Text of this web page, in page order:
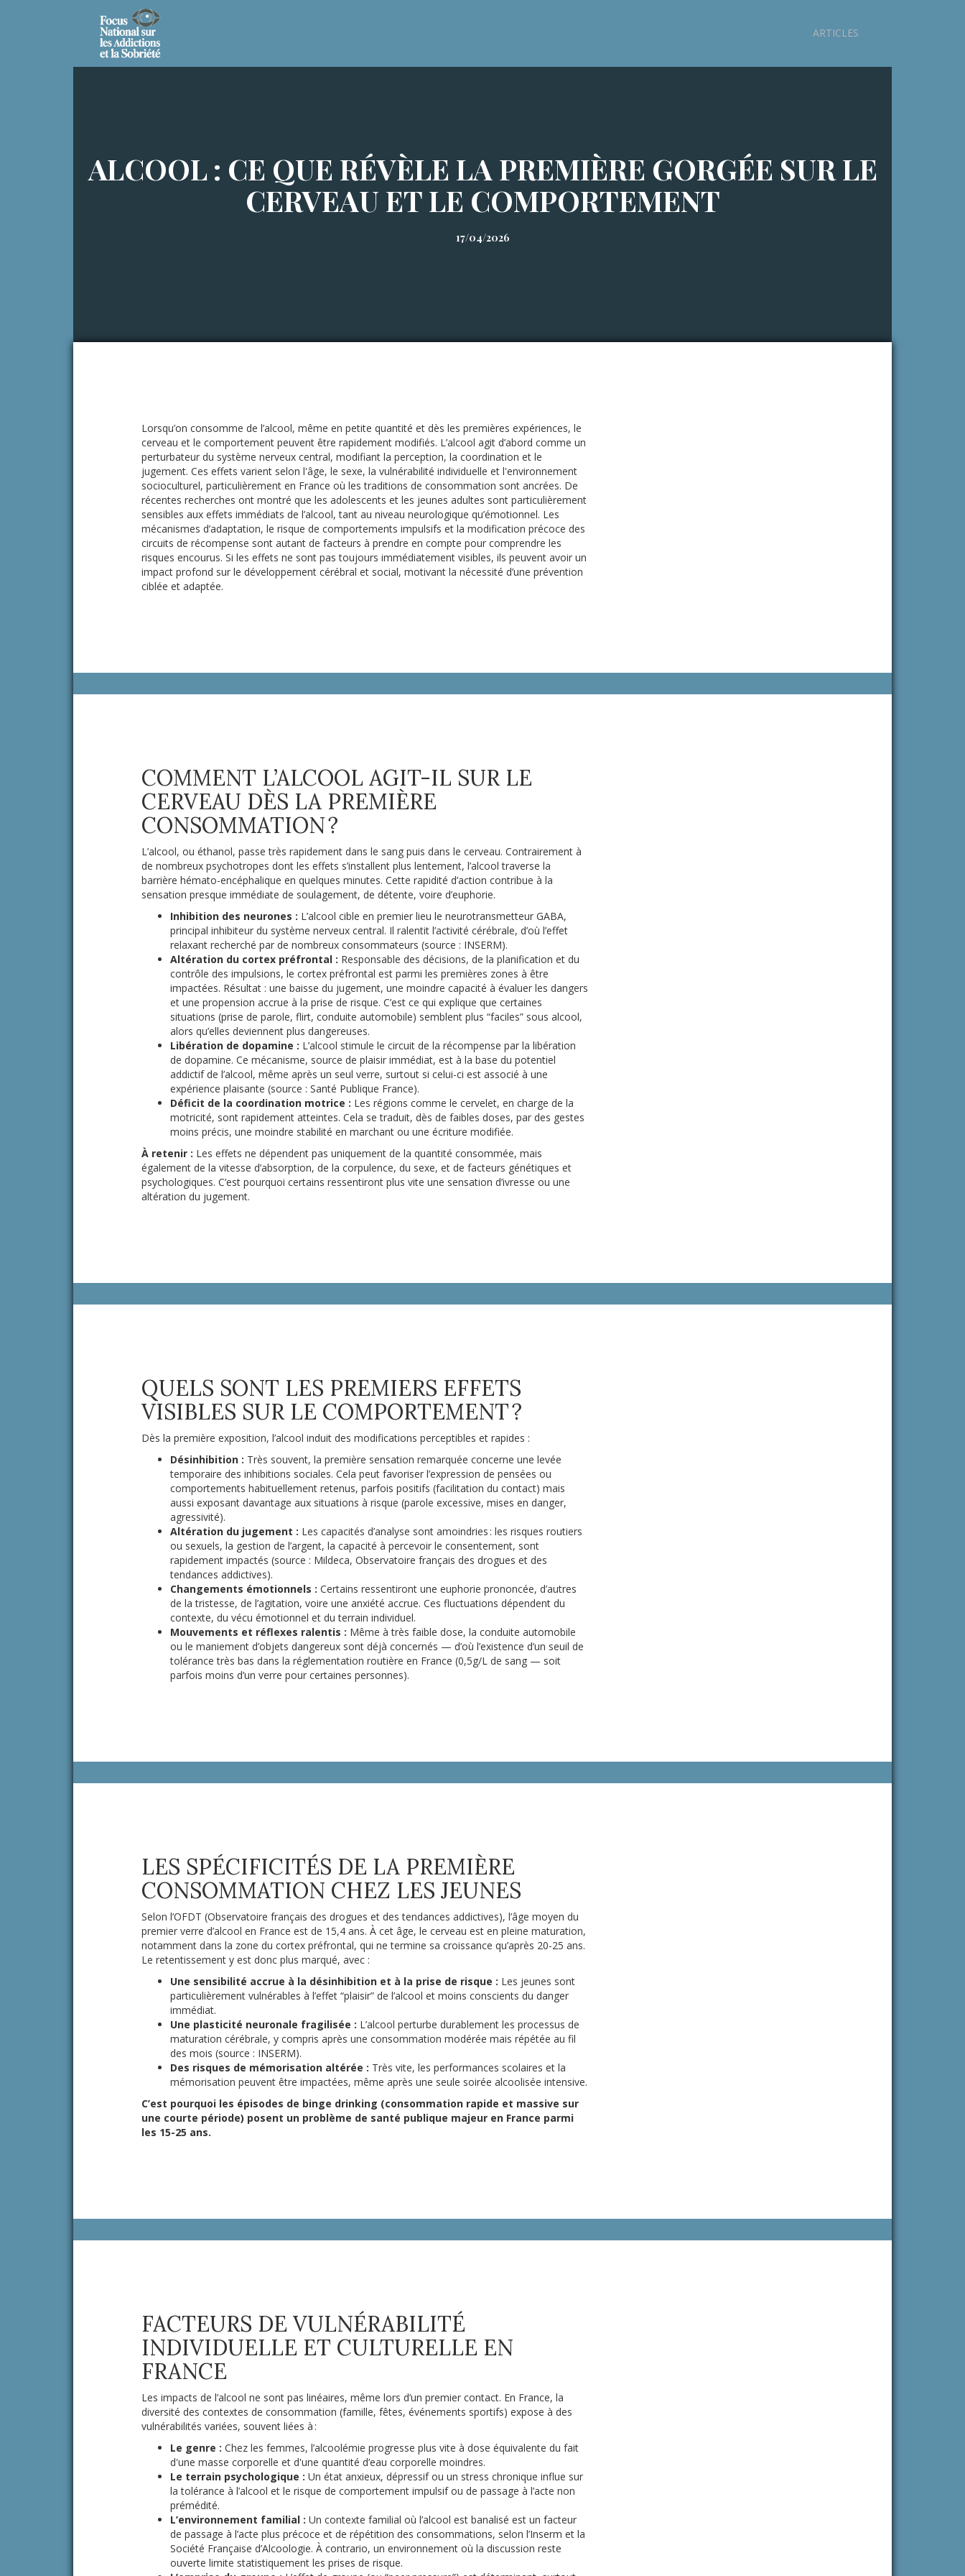
ARTICLES
ALCOOL : CE QUE RÉVÈLE LA PREMIÈRE GORGÉE SUR LE
CERVEAU ET LE COMPORTEMENT
17/04/2026
Lorsqu’on consomme de l’alcool, même en petite quantité et dès les premières expériences, le
cerveau et le comportement peuvent être rapidement modifiés. L’alcool agit d’abord comme un
perturbateur du système nerveux central, modifiant la perception, la coordination et le
jugement. Ces effets varient selon l'âge, le sexe, la vulnérabilité individuelle et l'environnement
socioculturel, particulièrement en France où les traditions de consommation sont ancrées. De
récentes recherches ont montré que les adolescents et les jeunes adultes sont particulièrement
sensibles aux effets immédiats de l’alcool, tant au niveau neurologique qu’émotionnel. Les
mécanismes d’adaptation, le risque de comportements impulsifs et la modification précoce des
circuits de récompense sont autant de facteurs à prendre en compte pour comprendre les
risques encourus. Si les effets ne sont pas toujours immédiatement visibles, ils peuvent avoir un
impact profond sur le développement cérébral et social, motivant la nécessité d’une prévention
ciblée et adaptée.
COMMENT L’ALCOOL AGIT-IL SUR LE
CERVEAU DÈS LA PREMIÈRE
CONSOMMATION ?
L’alcool, ou éthanol, passe très rapidement dans le sang puis dans le cerveau. Contrairement à
de nombreux psychotropes dont les effets s’installent plus lentement, l’alcool traverse la
barrière hémato-encéphalique en quelques minutes. Cette rapidité d’action contribue à la
sensation presque immédiate de soulagement, de détente, voire d’euphorie.
Inhibition des neurones : L’alcool cible en premier lieu le neurotransmetteur GABA,
principal inhibiteur du système nerveux central. Il ralentit l’activité cérébrale, d’où l’effet
relaxant recherché par de nombreux consommateurs (source : INSERM).
Altération du cortex préfrontal : Responsable des décisions, de la planification et du
contrôle des impulsions, le cortex préfrontal est parmi les premières zones à être
impactées. Résultat : une baisse du jugement, une moindre capacité à évaluer les dangers
et une propension accrue à la prise de risque. C’est ce qui explique que certaines
situations (prise de parole, flirt, conduite automobile) semblent plus “faciles” sous alcool,
alors qu’elles deviennent plus dangereuses.
Libération de dopamine : L’alcool stimule le circuit de la récompense par la libération
de dopamine. Ce mécanisme, source de plaisir immédiat, est à la base du potentiel
addictif de l’alcool, même après un seul verre, surtout si celui-ci est associé à une
expérience plaisante (source : Santé Publique France).
Déficit de la coordination motrice : Les régions comme le cervelet, en charge de la
motricité, sont rapidement atteintes. Cela se traduit, dès de faibles doses, par des gestes
moins précis, une moindre stabilité en marchant ou une écriture modifiée.
À retenir : Les effets ne dépendent pas uniquement de la quantité consommée, mais
également de la vitesse d’absorption, de la corpulence, du sexe, et de facteurs génétiques et
psychologiques. C’est pourquoi certains ressentiront plus vite une sensation d’ivresse ou une
altération du jugement.
QUELS SONT LES PREMIERS EFFETS
VISIBLES SUR LE COMPORTEMENT ?
Dès la première exposition, l’alcool induit des modifications perceptibles et rapides :
Désinhibition : Très souvent, la première sensation remarquée concerne une levée
temporaire des inhibitions sociales. Cela peut favoriser l’expression de pensées ou
comportements habituellement retenus, parfois positifs (facilitation du contact) mais
aussi exposant davantage aux situations à risque (parole excessive, mises en danger,
agressivité).
Altération du jugement : Les capacités d’analyse sont amoindries : les risques routiers
ou sexuels, la gestion de l’argent, la capacité à percevoir le consentement, sont
rapidement impactés (source : Mildeca, Observatoire français des drogues et des
tendances addictives).
Changements émotionnels : Certains ressentiront une euphorie prononcée, d’autres
de la tristesse, de l’agitation, voire une anxiété accrue. Ces fluctuations dépendent du
contexte, du vécu émotionnel et du terrain individuel.
Mouvements et réflexes ralentis : Même à très faible dose, la conduite automobile
ou le maniement d’objets dangereux sont déjà concernés — d’où l’existence d’un seuil de
tolérance très bas dans la réglementation routière en France (0,5g/L de sang — soit
parfois moins d’un verre pour certaines personnes).
LES SPÉCIFICITÉS DE LA PREMIÈRE
CONSOMMATION CHEZ LES JEUNES
Selon l’OFDT (Observatoire français des drogues et des tendances addictives), l’âge moyen du
premier verre d’alcool en France est de 15,4 ans. À cet âge, le cerveau est en pleine maturation,
notamment dans la zone du cortex préfrontal, qui ne termine sa croissance qu’après 20-25 ans.
Le retentissement y est donc plus marqué, avec :
Une sensibilité accrue à la désinhibition et à la prise de risque : Les jeunes sont
particulièrement vulnérables à l’effet “plaisir” de l’alcool et moins conscients du danger
immédiat.
Une plasticité neuronale fragilisée : L’alcool perturbe durablement les processus de
maturation cérébrale, y compris après une consommation modérée mais répétée au fil
des mois (source : INSERM).
Des risques de mémorisation altérée : Très vite, les performances scolaires et la
mémorisation peuvent être impactées, même après une seule soirée alcoolisée intensive.
C’est pourquoi les épisodes de binge drinking (consommation rapide et massive sur
une courte période) posent un problème de santé publique majeur en France parmi
les 15-25 ans.
FACTEURS DE VULNÉRABILITÉ
INDIVIDUELLE ET CULTURELLE EN
FRANCE
Les impacts de l’alcool ne sont pas linéaires, même lors d’un premier contact. En France, la
diversité des contextes de consommation (famille, fêtes, événements sportifs) expose à des
vulnérabilités variées, souvent liées à :
Le genre : Chez les femmes, l’alcoolémie progresse plus vite à dose équivalente du fait
d'une masse corporelle et d'une quantité d’eau corporelle moindres.
Le terrain psychologique : Un état anxieux, dépressif ou un stress chronique influe sur
la tolérance à l’alcool et le risque de comportement impulsif ou de passage à l’acte non
prémédité.
L’environnement familial : Un contexte familial où l’alcool est banalisé est un facteur
de passage à l’acte plus précoce et de répétition des consommations, selon l’Inserm et la
Société Française d’Alcoologie. À contrario, un environnement où la discussion reste
ouverte limite statistiquement les prises de risque.